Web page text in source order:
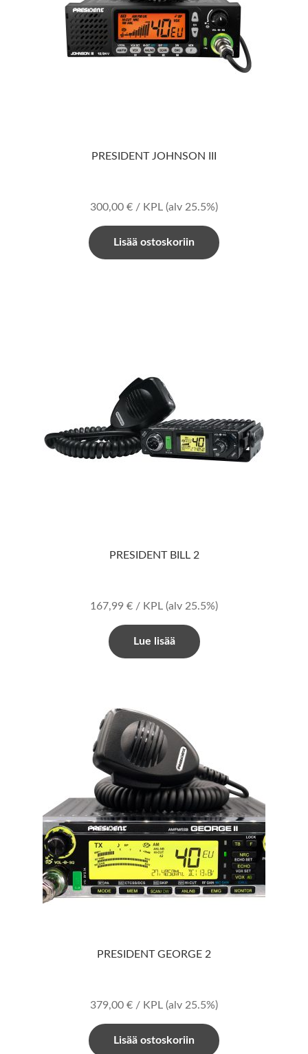
PRESIDENT JOHNSON III
300,00 € / KPL (alv 25.5%)
Lisää ostoskoriin
PRESIDENT BILL 2
167,99 € / KPL (alv 25.5%)
Lue lisää
PRESIDENT GEORGE 2
379,00 € / KPL (alv 25.5%)
Lisää ostoskoriin